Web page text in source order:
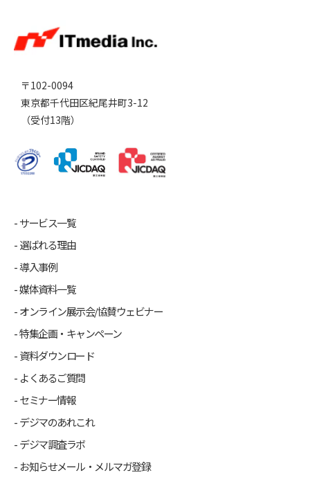
〒102-0094
東京都千代田区紀尾井町3-12
（受付13階）
サービス一覧
選ばれる理由
導入事例
媒体資料一覧
オンライン展示会/協賛ウェビナー
特集企画・キャンペーン
資料ダウンロード
よくあるご質問
セミナー情報
デジマのあれこれ
デジマ調査ラボ
お知らせメール・メルマガ登録